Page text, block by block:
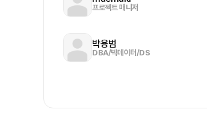
프로젝트 매니저
박용범
DBA/빅데이터/DS